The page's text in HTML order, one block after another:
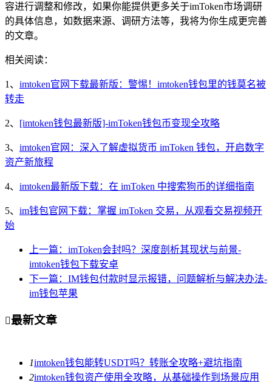
容进行调整和修改，如果你能提供更多关于imToken市场调研
的具体信息，如数据来源、调研方法等，我将为你生成更完善
的文章。
相关阅读：
1、 imtoken官网下载最新版：警惕！imtoken钱包里的钱莫名被
转走
2、 [imtoken钱包最新版]-imToken钱包币变现全攻略
3、 imtoken官网：深入了解虚拟货币 imToken 钱包，开启数字
资产新旅程
4、 imtoken最新版下载：在 imToken 中搜索狗币的详细指南
5、 im钱包官网下载：掌握 imToken 交易，从观看交易视频开
始
上一篇：imToken会封吗？深度剖析其现状与前景-
imtoken钱包下载安卓
下一篇：IM钱包付款时显示报错，问题解析与解决办法-
im钱包苹果
最新文章
1imtoken钱包能转USDT吗？转账全攻略+避坑指南
2imtoken钱包资产使用全攻略，从基础操作到场景应用